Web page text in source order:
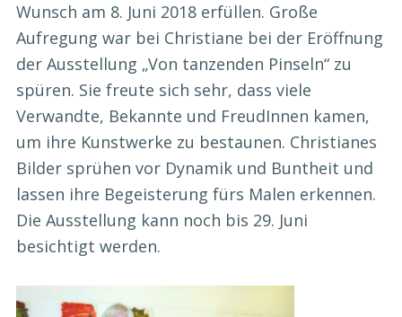
Wunsch am 8. Juni 2018 erfüllen. Große
Aufregung war bei Christiane bei der Eröffnung
der Ausstellung „Von tanzenden Pinseln“ zu
spüren. Sie freute sich sehr, dass viele
Verwandte, Bekannte und FreudInnen kamen,
um ihre Kunstwerke zu bestaunen. Christianes
Bilder sprühen vor Dynamik und Buntheit und
lassen ihre Begeisterung fürs Malen erkennen.
Die Ausstellung kann noch bis 29. Juni
besichtigt werden.